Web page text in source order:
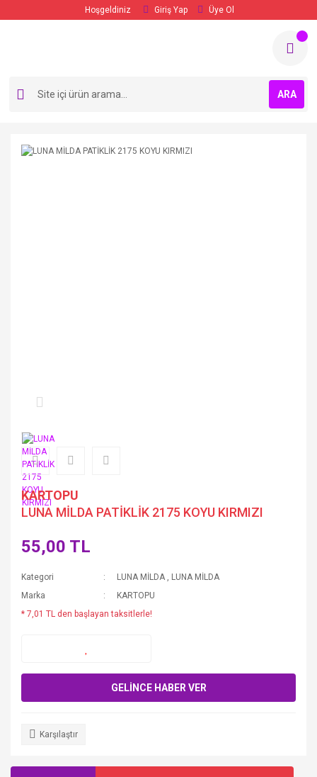
Hoşgeldiniz Giriş Yap Üye Ol
ARA
KARTOPU
LUNA MİLDA PATİKLİK 2175 KOYU KIRMIZI
55,00 TL
Kategori LUNA MİLDA , LUNA MİLDA
Marka
KARTOPU
* 7,01 TL den başlayan taksitlerle!
GELİNCE HABER VER
Karşılaştır